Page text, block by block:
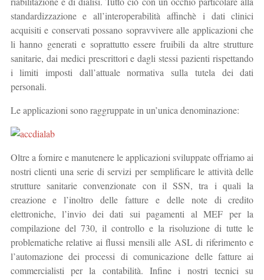
standardizzazione e all’interoperabilità affinchè i dati clinici
acquisiti e conservati possano sopravvivere alle applicazioni che
li hanno generati e soprattutto essere fruibili da altre strutture
sanitarie, dai medici prescrittori e dagli stessi pazienti rispettando
i limiti imposti dall’attuale normativa sulla tutela dei dati
personali.
Le applicazioni sono raggruppate in un’unica denominazione:
Oltre a fornire e manutenere le applicazioni sviluppate offriamo ai
nostri clienti una serie di servizi per semplificare le attività delle
strutture sanitarie convenzionate con il SSN, tra i quali la
creazione e l’inoltro delle fatture e delle note di credito
elettroniche, l’invio dei dati sui pagamenti al MEF per la
compilazione del 730, il controllo e la risoluzione di tutte le
problematiche relative ai flussi mensili alle ASL di riferimento e
l’automazione dei processi di comunicazione delle fatture ai
commercialisti per la contabilità. Infine i nostri tecnici su